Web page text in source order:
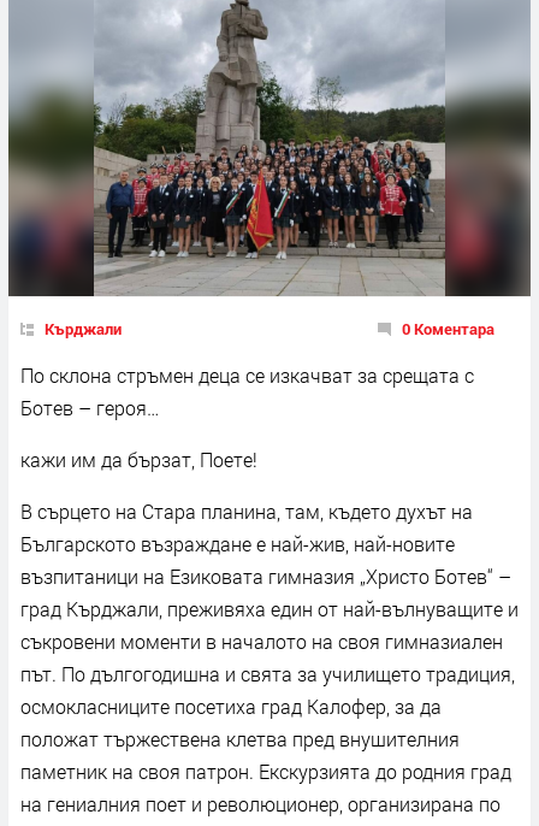
Кърджали 0 Коментара
По склона стръмен деца се изкачват за срещата с
Ботев – героя…
кажи им да бързат, Поете!
В сърцето на Стара планина, там, където духът на
Българското възраждане е най-жив, най-новите
възпитаници на Езиковата гимназия „Христо Ботев“ –
град Кърджали, преживяха един от най-вълнуващите и
съкровени моменти в началото на своя гимназиален
път. По дългогодишна и свята за училището традиция,
осмокласниците посетиха град Калофер, за да
положат тържествена клетва пред внушителния
паметник на своя патрон. Екскурзията до родния град
на гениалния поет и революционер, организирана по